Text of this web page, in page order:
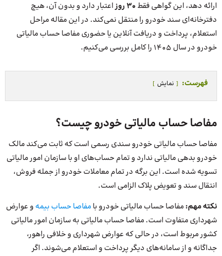
ارائه دهد، این گواهی فقط 30 روز
اعتبار دارد و بدون آن، هیچ
دفترخانه‌ای سند خودرو را منتقل نمی‌کند. در این مقاله مراحل
استعلام، پرداخت و دریافت آنلاین یا حضوری مفاصا حساب مالیاتی
خودرو در سال 1405 را کامل بررسی می‌کنیم.
فهرست: نمایش
مفاصا حساب مالیاتی خودرو چیست؟
مفاصا حساب مالیاتی خودرو سندی رسمی است که ثابت می‌کند مالک
خودرو بدهی مالیاتی ندارد و تمام حساب‌های او با سازمان امور مالیاتی
تسویه شده است. این برگه در تمام معاملات خودرو از جمله فروش،
انتقال سند و تعویض پلاک الزامی است.
نکته مهم:مفاصا حساب مالیاتی خودرو بامفاصا حساب بیمه و عوارض
شهرداری متفاوت است. مفاصا حساب مالیاتی به سازمان امور مالیاتی
کشور مربوط است، در حالی‌ که عوارض شهرداری و خلافی راهور،
جداگانه و از سامانه‌های دیگر پرداخت و استعلام می‌شوند. اگر